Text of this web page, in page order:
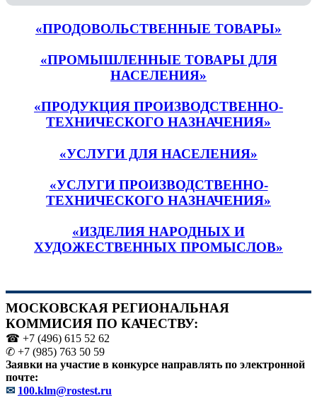
«ПРОДОВОЛЬСТВЕННЫЕ ТОВАРЫ»
«ПРОМЫШЛЕННЫЕ ТОВАРЫ ДЛЯ
НАСЕЛЕНИЯ»
«ПРОДУКЦИЯ ПРОИЗВОДСТВЕННО-
ТЕХНИЧЕСКОГО НАЗНАЧЕНИЯ»
«УСЛУГИ ДЛЯ НАСЕЛЕНИЯ»
«УСЛУГИ ПРОИЗВОДСТВЕННО-
ТЕХНИЧЕСКОГО НАЗНАЧЕНИЯ»
«ИЗДЕЛИЯ НАРОДНЫХ И
ХУДОЖЕСТВЕННЫХ ПРОМЫСЛОВ»
МОСКОВСКАЯ РЕГИОНАЛЬНАЯ
КОММИСИЯ ПО КАЧЕСТВУ:
☎ +7 (496) 615 52 62
✆ +7 (985) 763 50 59
Заявки на участие в конкурсе направлять по электронной
почте:
✉ 100.klm@rostest.ru